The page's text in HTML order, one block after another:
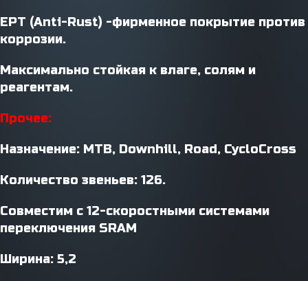
EPT (Anti-Rust) -фирменное покрытие против
коррозии.
Максимально стойкая к влаге, солям и
реагентам.
Прочее:
Назначение: MTB, Downhill, Road, CycloCross
Количество звеньев: 126.
Совместим с 12-скоростными системами
переключения SRAM
Ширина: 5,2